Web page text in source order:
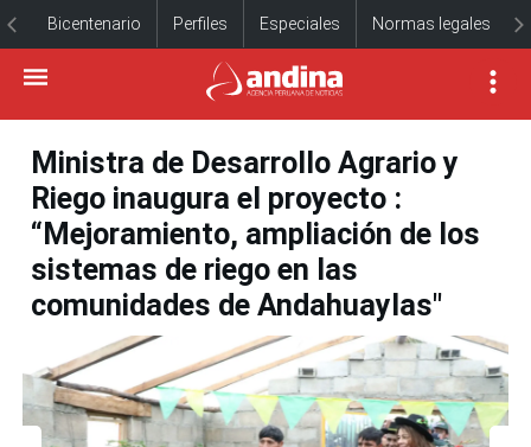
Bicentenario Perfiles Especiales Normas legales
Ministra de Desarrollo Agrario y
Riego inaugura el proyecto :
“Mejoramiento, ampliación de los
sistemas de riego en las
comunidades de Andahuaylas"